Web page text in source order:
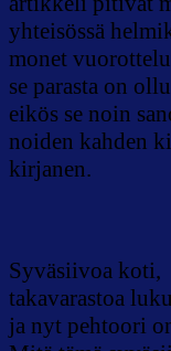
yhteisössä
monet
se parasta on
eikös se noin
noiden kahden
kirjanen.
Syväsiivoa koti,
takavarastoa
ja nyt pehtoori